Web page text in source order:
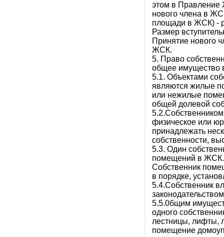
этом в Правление
нового члена в
площади в ЖСК) -
Размер
Принятие нового
ЖСК.
5. Право
общее
5.1. Объектами
являются жилые
или нежилые
общей долевой
физическое или
принадлежать
собственности,
5.3. Один
помещений в ЖСК.
Собственник
в порядке,
5.4.Собственник
5.5.0бщим
одного
лестницы, лифты,
помещение